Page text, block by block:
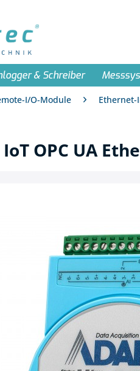
& Schreiber
I/O-Module Ethernet-
IoT OPC UA